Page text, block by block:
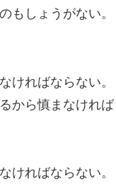
もしょうがない。
ければならない。
から慎まなければ
ければならない。